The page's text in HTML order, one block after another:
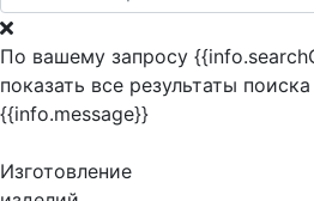
По вашему запросу
показать все результаты поиска
{{info.message}}
Изготовление